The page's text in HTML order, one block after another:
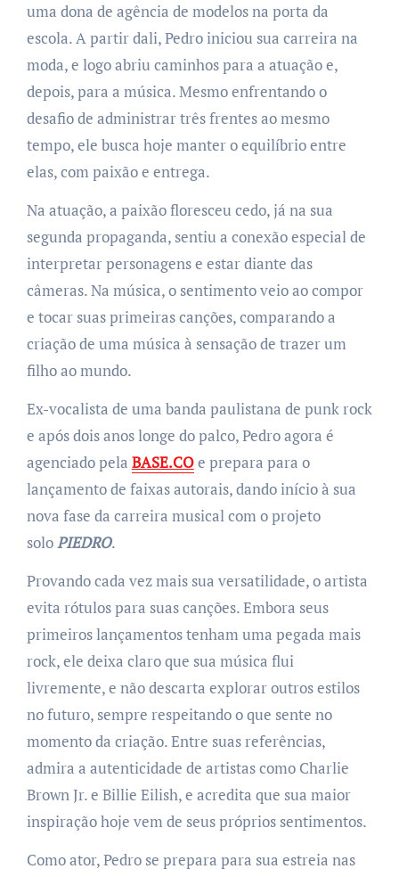
uma dona de agência de modelos na porta da
escola. A partir dali, Pedro iniciou sua carreira na
moda, e logo abriu caminhos para a atuação e,
depois, para a música. Mesmo enfrentando o
desafio de administrar três frentes ao mesmo
tempo, ele busca hoje manter o equilíbrio entre
elas, com paixão e entrega.
Na atuação, a paixão floresceu cedo, já na sua
segunda propaganda, sentiu a conexão especial de
interpretar personagens e estar diante das
câmeras. Na música, o sentimento veio ao compor
e tocar suas primeiras canções, comparando a
criação de uma música à sensação de trazer um
filho ao mundo.
Ex-vocalista de uma banda paulistana de punk rock
e após dois anos longe do palco, Pedro agora é
agenciado pela BASE.COe prepara para o
lançamento de faixas autorais, dando início à sua
nova fase da carreira musical com o projeto
soloPIEDRO.
Provando cada vez mais sua versatilidade, o artista
evita rótulos para suas canções. Embora seus
primeiros lançamentos tenham uma pegada mais
rock, ele deixa claro que sua música flui
livremente, e não descarta explorar outros estilos
no futuro, sempre respeitando o que sente no
momento da criação. Entre suas referências,
admira a autenticidade de artistas como Charlie
Brown Jr. e Billie Eilish, e acredita que sua maior
inspiração hoje vem de seus próprios sentimentos.
Como ator, Pedro se prepara para sua estreia nas